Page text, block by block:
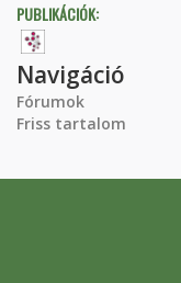
PUBLIKÁCIÓK:
Navigáció
Fórumok
Friss tartalom